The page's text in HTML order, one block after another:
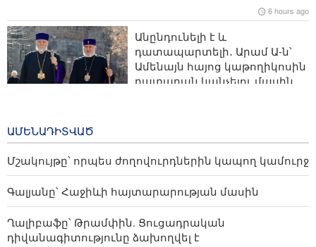
Գեներալ Ռեզային՝ ԱՄՆ-ին․ Մենք թույլ չենք տա
Հորմուզի նեղուցում երկրորդ ուղի ստեղծել
8 արաբական և իսլամական երկրներ հրապարակել
6 hours ago
Անընդունելի է և
դատապարտելի․ Արամ Ա-ն՝
Ամենայն հայոց կաթողիկոսին
դատարան կանչելու մասին
ռազմաօդային
գործողությունների
կառավարման համակարգ է
փոխանցել Ադրբեջանին
ԱՄԵՆԱԴԻՏՎԱԾ
Մշակույթը՝ որպես ժողովուրդներին կապող կամուրջ
Գալյանը՝ Հաջիևի հայտարարության մասին
Ղալիբաֆը՝ Թրամփին. Ցուցադրական
դիվանագիտությունը ձախողվել է